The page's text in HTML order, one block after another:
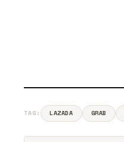
TAG: LAZADA GRAB